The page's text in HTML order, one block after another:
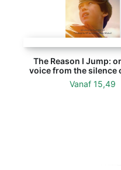
The Reason I Jump:
voice from the silence
Vanaf 15,49